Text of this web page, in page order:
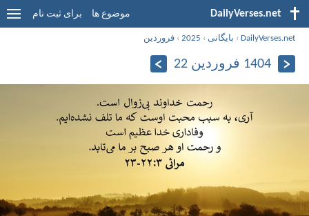
DailyVerses.net موضوع ها برای ثبت نام
DailyVerses.net
› بایگانی ›
2025
›فروردین
1404 فروردین 22